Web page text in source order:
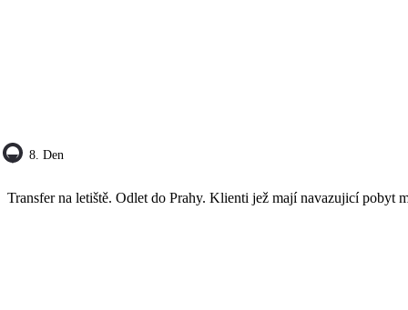
8. Den
Transfer na letiště. Odlet do Prahy. Klienti jež mají navazujicí pobyt